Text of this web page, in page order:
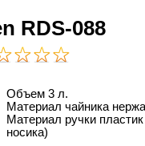
RDS-088
Объем 3 л.
Материал чайника
Материал ручки
носика)